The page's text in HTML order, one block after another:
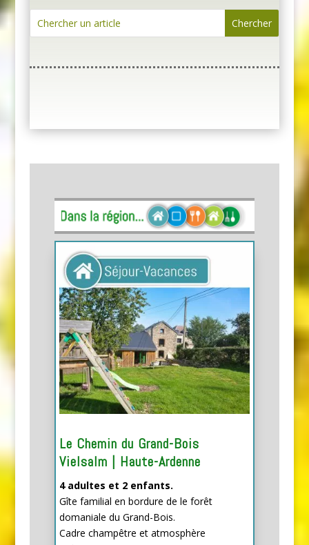
Le Chemin du Grand-Bois
Vielsalm | Haute-Ardenne
4 adultes et 2 enfants.
Gîte familial en bordure de le forêt
domaniale du Grand-Bois.
Cadre champêtre et atmosphère